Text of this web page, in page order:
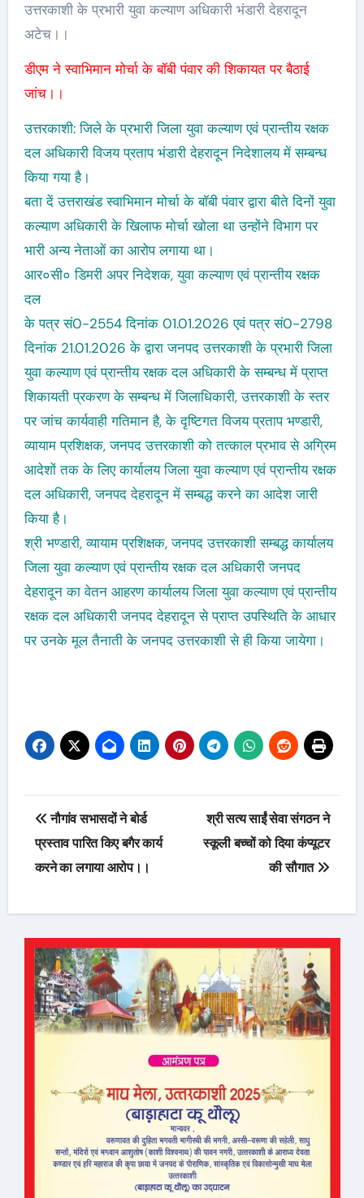
उत्तरकाशी के प्रभारी युवा कल्याण अधिकारी भंडारी देहरादून
अटेच।।
डीएम ने स्वाभिमान मोर्चा के बॉबी पंवार की शिकायत पर बैठाई
जांच।।
उत्तरकाशी: जिले के प्रभारी जिला युवा कल्याण एवं प्रान्तीय रक्षक
दल अधिकारी विजय प्रताप भंडारी देहरादून निदेशालय में सम्बन्ध
किया गया है।
बता दें उत्तराखंड स्वाभिमान मोर्चा के बॉबी पंवार द्वारा बीते दिनों युवा
कल्याण अधिकारी के खिलाफ मोर्चा खोला था उन्होंने विभाग पर
भारी अन्य नेताओं का आरोप लगाया था।
आर०सी० डिमरी अपर निदेशक, युवा कल्याण एवं प्रान्तीय रक्षक
दल
के पत्र सं0-2554 दिनांक 01.01.2026 एवं पत्र सं0-2798
दिनांक 21.01.2026 के द्वारा जनपद उत्तरकाशी के प्रभारी जिला
युवा कल्याण एवं प्रान्तीय रक्षक दल अधिकारी के सम्बन्ध में प्राप्त
शिकायती प्रकरण के सम्बन्ध में जिलाधिकारी, उत्तरकाशी के स्तर
पर जांच कार्यवाही गतिमान है, के दृष्टिगत विजय प्रताप भण्डारी,
व्यायाम प्रशिक्षक, जनपद उत्तरकाशी को तत्काल प्रभाव से अग्रिम
आदेशों तक के लिए कार्यालय जिला युवा कल्याण एवं प्रान्तीय रक्षक
दल अधिकारी, जनपद देहरादून में सम्बद्ध करने का आदेश जारी
किया है।
श्री भण्डारी, व्यायाम प्रशिक्षक, जनपद उत्तरकाशी सम्बद्ध कार्यालय
जिला युवा कल्याण एवं प्रान्तीय रक्षक दल अधिकारी जनपद
देहरादून का वेतन आहरण कार्यालय जिला युवा कल्याण एवं प्रान्तीय
रक्षक दल अधिकारी जनपद देहरादून से प्राप्त उपस्थिति के आधार
पर उनके मूल तैनाती के जनपद उत्तरकाशी से ही किया जायेगा।
Post
navigation
नौगांव सभासदों ने बोर्ड
प्रस्ताव पारित किए बगैर कार्य
करने का लगाया आरोप।।
श्री सत्य साईं सेवा संगठन ने
स्कूली बच्चों को दिया कंप्यूटर
की सौगात